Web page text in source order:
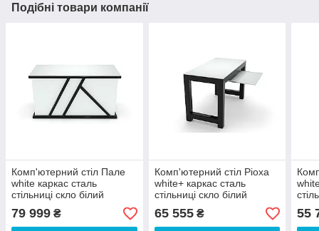
Подібні товари компанії
Комп'ютерний стіл Пале
white каркас сталь
стільниці скло білий
глянець 1300х600х750 мм
(БЦ-Стол ТМ)
79 999 ₴
Комп'ютерний стіл Ріоха
white+ каркас сталь
стільниці скло білий
глянець 1300х600х750 мм
(БЦ-Стол ТМ)
65 555₴ 55